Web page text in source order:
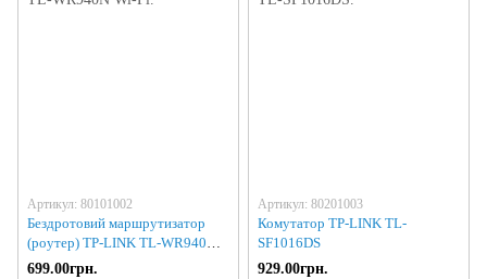
Артикул: 80101002
Бездротовий маршрутизатор
(роутер) TP-LINK TL-WR940N
Wi-Fi
699.00грн.
Артикул: 80201003
Комутатор TP-LINK TL-
SF1016DS
929.00грн.